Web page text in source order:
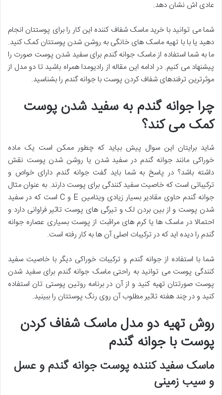
عادی اش نشان دهد.
شما می توانید با خرید ماسک شفاف کننده این کار را برای پوستتان انجام
دهید یا با با تهیه ماسک های خانگی به روشن شدن پوستتان کمک کنید.
ما به شما استفاده از ماسک جوانه گندم برای سفید شدن پوست صورت را
پیشنهاد می کنیم. در ادامه این مقاله از رادیومدا همراه باشید تا دو مدل از
موثرترین ترفندهای شفاف کردن پوست با جوانه گندم را بشناسید.
چرا جوانه گندم به سفید شدن پوست
کمک می کند؟
شاید برایتان این سوال پیش بیاید که چطور ممکن است یک ماده
خوراکی مانند جوانه گندم در سفید شدن یا روشن شدن پوست نقش
داشته باشد؟ در پاسخ به شما باید گفت جوانه گندم دارای خواص و
ترکیباتی است که خاصیت سفید کنندگی برای پوست دارند. به عنوان مثال
جوانه گندم حاوی مقادیر بسیار زیادی ویتامین E و C است که در سفید
شدن پوست و از بین بردن لک و تیرگی های پوست تاثیر فراوانی دارد و
احتمالا در ماسک ها یا کرم های مراقبت از پوست بسیاری عصاره جوانه
گندم را دیده اید که در ترکیبات اصلی آن ها به کار رفته است.
شما با استفاده از جوانه گندم و ترکیبات خوراکی دیگر با خاصیت سفید
کنندگی پوست می توانید به راحتی ماسک جوانه گندم برای سفید شدن
پوست صورتتان تهیه کنید و از آن در برنامه روتین پوستی تان استفاده
کنید و در چند هفته تاثیر مطلوب آن روی رنگ پوستتان را ببینید.
روش تهیه دو مدل ماسک شفاف کردن
پوست با جوانه گندم
ماسک سفید کننده پوست جوانه گندم و عسل
و سیب زمینی